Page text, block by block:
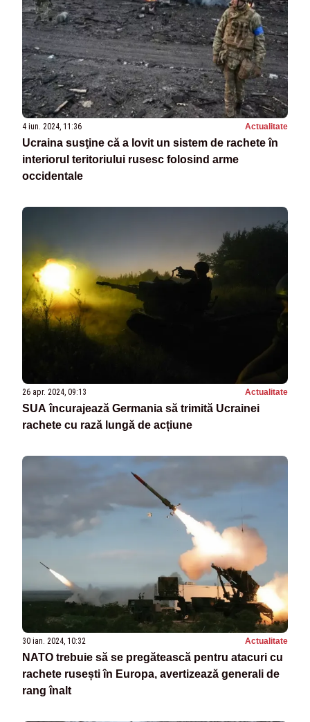
4 iun. 2024, 11:36 Actualitate
Ucraina susţine că a lovit un sistem de rachete în
interiorul teritoriului rusesc folosind arme
occidentale
26 apr. 2024, 09:13 Actualitate
SUA încurajează Germania să trimită Ucrainei
rachete cu rază lungă de acțiune
30 ian. 2024, 10:32 Actualitate
NATO trebuie să se pregătească pentru atacuri cu
rachete rusești în Europa, avertizează generali de
rang înalt